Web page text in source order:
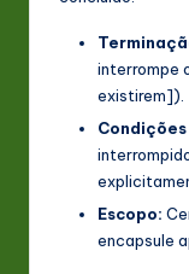
interrompe
existirem]).
Escopo:
encapsule